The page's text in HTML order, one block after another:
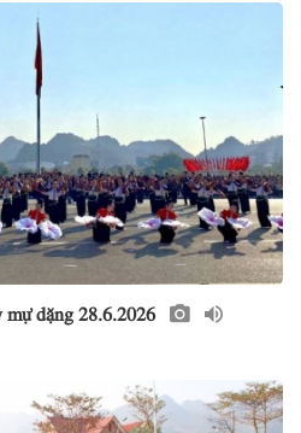
dặng 28.6.2026